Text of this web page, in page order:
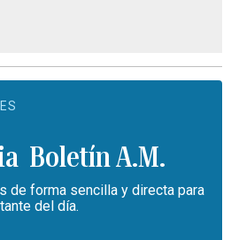
Boletín A.M.
de forma sencilla y directa para
del día.